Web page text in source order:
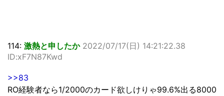
114: 激熱と申したか 2022/07/17(日) 14:21:22.38
ID:xF7N87Kwd
>>83
RO経験者なら1/2000のカード欲しけりゃ99.6%出る8000